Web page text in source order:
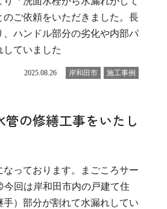
ご依頼をいただきました。長
ハンドル部分の劣化や内部パ
していました
2025.08.26 岸和田市 施工事例
の修繕工事をいたし
っております。まごころサー
回は岸和田市内の戸建て住
）部分が割れて水漏れしてい